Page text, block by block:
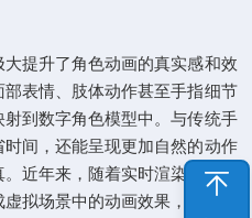
提升了角色动画的真实感和效
表情、肢体动作甚至手指细节
到数字角色模型中。与传统手
间，还能呈现更加自然的动作
近年来，随着实时渲染技术的
拟场景中的动画效果，为虚拟